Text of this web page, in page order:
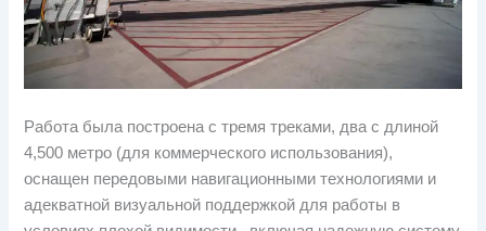
Работа была построена с тремя треками, два с длиной
4,500 метро (для коммерческого использования),
оснащен передовыми навигационными технологиями и
адекватной визуальной поддержкой для работы в